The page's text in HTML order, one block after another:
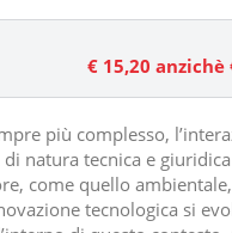
€ 15,20 anzichè
più complesso,
natura tecnica e
come quello
tecnologica si